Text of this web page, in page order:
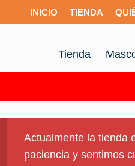
INICIO TIENDA
Tienda
Actualmente la tienda
paciencia y sentimos